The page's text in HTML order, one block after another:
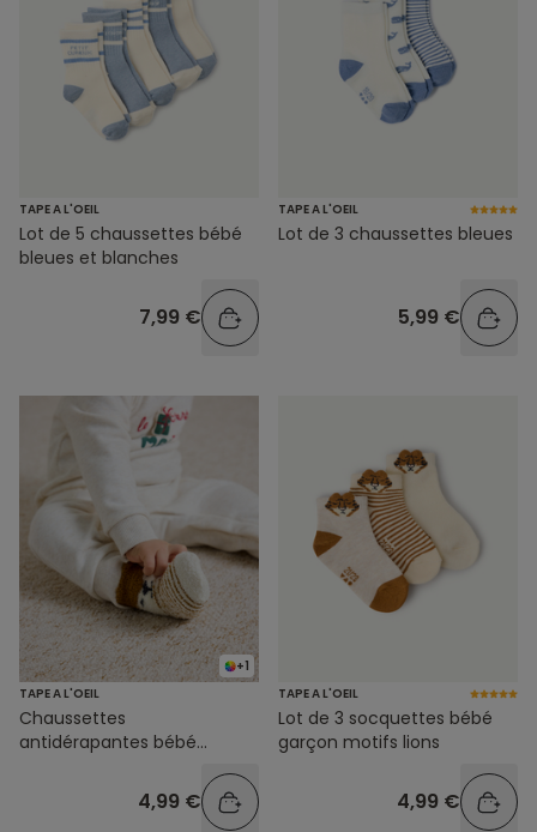
TAPE A L'OEIL
Lot de 5 chaussettes bébé
bleues et blanches
7,99 €
TAPE A L'OEIL
Lot de 3 chaussettes bleues
5,99 €
+1
TAPE A L'OEIL
Chaussettes
antidérapantes bébé
4,99 €
TAPE A L'OEIL
Lot de 3 socquettes bébé
garçon motifs lions
4,99 €